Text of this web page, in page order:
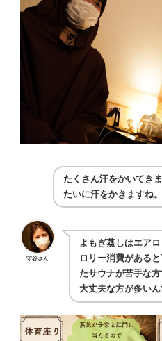
たくさん汗をかいてき
たいに汗をかきますね。
守谷さん
よもぎ蒸しはエア
ロリー消費がある
たサウナが苦手な
大丈夫な方が多いん